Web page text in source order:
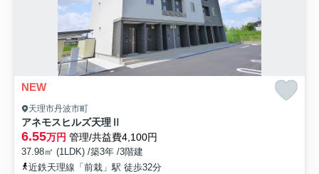
NEW
天理市丹波市町
アネモスヒルズ天理Ⅱ
6.55万円 管理/共益費4,100円
37.98㎡ (1LDK) /築3年 /3階建
近鉄天理線「前栽」駅 徒歩32分